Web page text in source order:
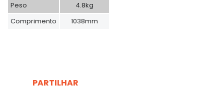
PARTILHAR
Peso
4.8kg
Comprimento
1038mm